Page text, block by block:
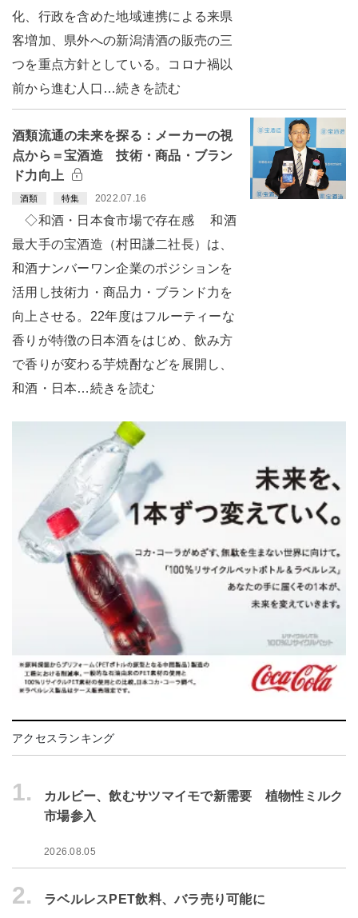
化、行政を含めた地域連携による来県
客増加、県外への新潟清酒の販売の三
つを重点方針としている。コロナ禍以
前から進む人口…続きを読む
酒類流通の未来を探る：メーカーの視
点から＝宝酒造 技術・商品・ブラン
ド力向上
酒類 特集 2022.07.16
◇和酒・日本食市場で存在感 和酒
最大手の宝酒造（村田謙二社長）は、
和酒ナンバーワン企業のポジションを
活用し技術力・商品力・ブランド力を
向上させる。22年度はフルーティーな
香りが特徴の日本酒をはじめ、飲み方
で香りが変わる芋焼酎などを展開し、
和酒・日本…続きを読む
アクセスランキング
1.
カルビー、飲むサツマイモで新需要 植物性ミルク
市場参入
2026.08.05
2. ラベルレスPET飲料、バラ売り可能に